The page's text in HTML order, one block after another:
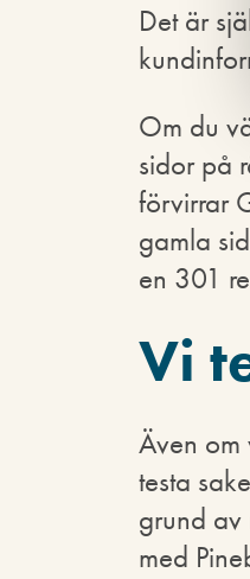
Det är
Om du
sidor på
förvirrar
gamla
en 301
Vi
Även om
testa
grund av
med